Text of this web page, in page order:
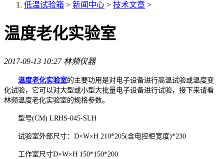
低温试验箱 > 新闻中心 > 技术文章 >
温度老化实验室
2017-09-13 10:27 林频仪器
温度老化实验室的主要功用是对电子设备进行高温试验或温度变
化试验，它可以对大型或小型大批量电子设备进行试验，接下来请看
林频温度老化实验室的规格参数。
型号(CM) LRHS-045-SLH
试验室外部尺寸：D×W×H 210*205(含电控柜宽度)*230
工作室尺寸D×W×H 150*150*200